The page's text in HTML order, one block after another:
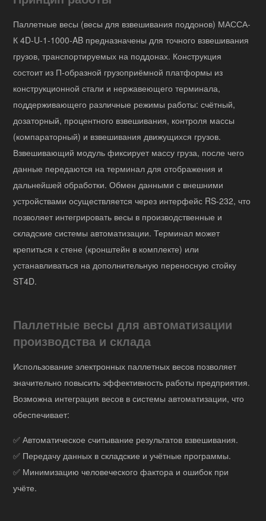
Паллетные весы (весы для взвешивания поддонов) МАССА-
К 4D-U-1-1000-AB предназначены для точного взвешивания
грузов, транспортируемых на поддонах. Конструкция
состоит из П-образной грузоприёмной платформы из
конструкционной стали и нержавеющего терминала,
поддерживающего различные режимы работы: счётный,
дозаторный, процентного взвешивания, контроля массы
(компараторный) и взвешивания движущихся грузов.
Взвешивающий модуль фиксирует массу груза, после чего
данные передаются на терминал для отображения и
дальнейшей обработки. Обмен данными с внешними
устройствами осуществляется через интерфейс RS-232, что
позволяет интегрировать весы в производственные и
складские системы автоматизации. Терминал может
крепиться к стене (кронштейн в комплекте) или
устанавливаться на дополнительную переносную стойку
ST4D.
Паллетные весы для автоматизации
производства и склада
Использование электронных паллетных весов позволяет
значительно повысить эффективность работы предприятия.
Возможна интеграция весов в системы автоматизации, что
обеспечивает:
✅ Автоматическое считывание результатов взвешивания.
✅ Передачу данных в складские и учётные программы.
✅ Минимизацию человеческого фактора и ошибок при
учёте.